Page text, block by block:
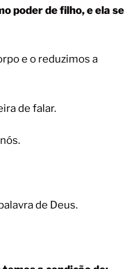
poder de filho, e ela se
e o reduzimos a
de falar.
de Deus.